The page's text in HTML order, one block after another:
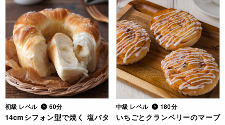
初級 レベル 60分
14cmシフォン型で焼く 塩バタ
中級 レベル 180分
いちごとクランベリーのマーブ